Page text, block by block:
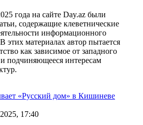
года на сайте Day.az были
содержащие клеветнические
информационного
этих материалах автор пытается
как зависимое от западного
подчиняющееся интересам
17:40